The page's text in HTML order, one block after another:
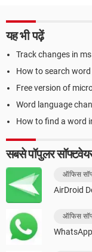
यह भी पढ़ें
Track changes in
How to search
Free version of
Word language
How to find a word
सबसे पॉपुलर
ऑफिस
AirDroid
ऑफिस